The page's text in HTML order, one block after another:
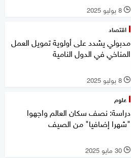
l 8 يوليو 2025
اقتصاد
مدبولي يشدد على أولوية تمويل العمل
المناخي في الدول النامية
l 8 يوليو 2025
علوم
دراسة: نصف سكان العالم واجهوا
"شهرا إضافيا" من الصيف
l 30 مايو 2025